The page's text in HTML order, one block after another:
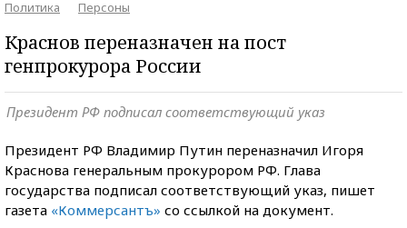
Политика
Персоны
Краснов переназначен на пост
генпрокурора России
Президент РФ подписал соответствующий указ
Президент РФ Владимир Путин переназначил Игоря
Краснова генеральным прокурором РФ. Глава
государства подписал соответствующий указ, пишет
газета «Коммерсантъ» со ссылкой на документ.